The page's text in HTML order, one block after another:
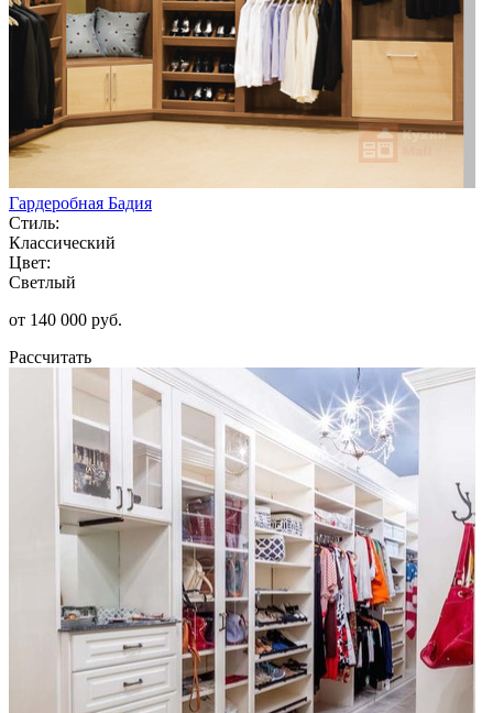
Гардеробная Бадия
Стиль:
Классический
Цвет:
Светлый
от 140 000 руб.
Рассчитать